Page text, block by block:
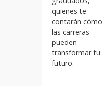
quienes te
contarán cómo
las carreras
pueden
transformar tu
futuro.